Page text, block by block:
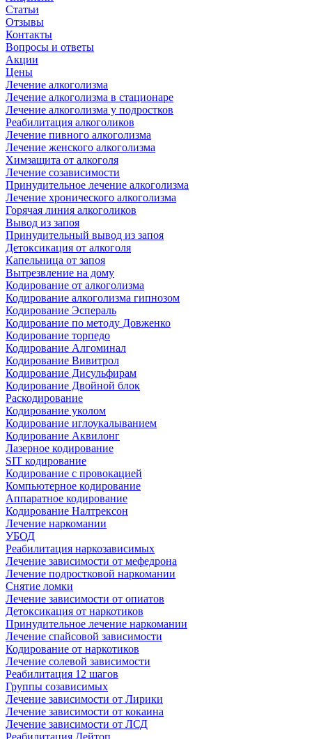
Статьи
Отзывы
Контакты
Вопросы и ответы
Акции
Цены
Лечение алкоголизма
Лечение алкоголизма в стационаре
Лечение алкоголизма у подростков
Реабилитация алкоголиков
Лечение пивного алкоголизма
Лечение женского алкоголизма
Химзащита от алкоголя
Лечение созависимости
Принудительное лечение алкоголизма
Лечение хронического алкоголизма
Горячая линия алкоголиков
Вывод из запоя
Принудительный вывод из запоя
Детоксикация от алкоголя
Капельница от запоя
Вытрезвление на дому
Кодирование от алкоголизма
Кодирование алкоголизма гипнозом
Кодирование Эспераль
Кодирование по методу Довженко
Кодирование торпедо
Кодирование Алгоминал
Кодирование Вивитрол
Кодирование Дисульфирам
Кодирование Двойной блок
Раскодирование
Кодирование уколом
Кодирование иглоукалыванием
Кодирование Аквилонг
Лазерное кодирование
SIT кодирование
Кодирование с провокацией
Компьютерное кодирование
Аппаратное кодирование
Кодирование Налтрексон
Лечение наркомании
УБОД
Реабилитация наркозависимых
Лечение зависимости от мефедрона
Лечение подростковой наркомании
Снятие ломки
Лечение зависимости от опиатов
Детоксикация от наркотиков
Принудительное лечение наркомании
Лечение спайсовой зависимости
Кодирование от наркотиков
Лечение солевой зависимости
Реабилитация 12 шагов
Группы созависимых
Лечение зависимости от Лирики
Лечение зависимости от кокаина
Лечение зависимости от ЛСД
Реабилитация Дейтоп